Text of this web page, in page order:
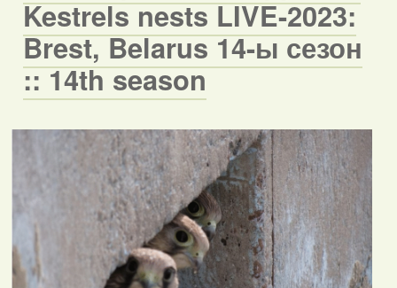
Kestrels nests LIVE-2023:
Brest, Belarus 14-ы сезон
:: 14th season